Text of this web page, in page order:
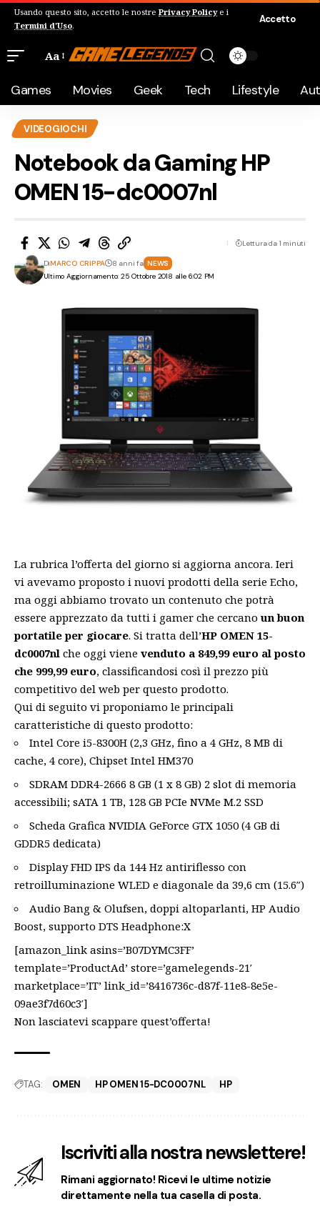
Usando questo sito, accetto le nostre Privacy Policye i
Termini d'Uso.
Accetto
Aa
Games Movies Geek Tech Lifestyle
VIDEOGIOCHI
Notebook da Gaming HP
OMEN 15-dc0007nl
Ultimo Aggiornamento: 25 Ottobre 2018 alle 6:02 PM
DiMARCO CRIPPA 8 anni fa NEWS
Lettura da 1 minuti
La rubrica l’offerta del giorno si aggiorna ancora. Ieri
vi avevamo proposto i nuovi prodotti della serie Echo,
ma oggi abbiamo trovato un contenuto che potrà
essere apprezzato da tutti i gamer che cercano un buon
portatile per giocare. Si tratta dell’HP OMEN 15-
dc0007nl che oggi viene venduto a 849,99 euro al posto
che 999,99 euro, classificandosi così il prezzo più
competitivo del web per questo prodotto.
Qui di seguito vi proponiamo le principali
caratteristiche di questo prodotto:
Intel Core i5-8300H (2,3 GHz, fino a 4 GHz, 8 MB di
cache, 4 core), Chipset Intel HM370
SDRAM DDR4-2666 8 GB (1 x 8 GB) 2 slot di memoria
accessibili; sATA 1 TB, 128 GB PCIe NVMe M.2 SSD
Scheda Grafica NVIDIA GeForce GTX 1050 (4 GB di
GDDR5 dedicata)
Display FHD IPS da 144 Hz antiriflesso con
retroilluminazione WLED e diagonale da 39,6 cm (15.6″)
Audio Bang & Olufsen, doppi altoparlanti, HP Audio
Boost, supporto DTS Headphone:X
[amazon_link asins=’B07DYMC3FF’
template=’ProductAd’ store=’gamelegends-21′
marketplace=’IT’ link_id=’8416736c-d87f-11e8-8e5e-
09ae3f7d60c3′]
Non lasciatevi scappare quest’offerta!
TAG: OMEN HP OMEN 15-DC0007NL HP
Iscriviti alla nostra newslettere!
Rimani aggiornato! Ricevi le ultime notizie
direttamente nella tua casella di posta.